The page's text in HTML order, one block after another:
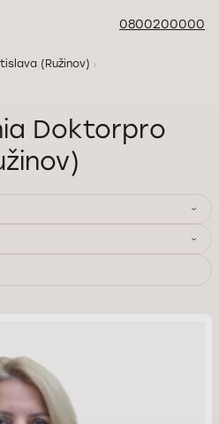
0800200000
(Ružinov)
Doktorpro